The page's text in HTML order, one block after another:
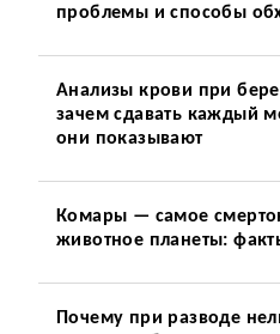
проблемы и способы
Анализы крови при
зачем сдавать каждый
они показывают
Комары — самое
животное планеты:
Почему при разводе